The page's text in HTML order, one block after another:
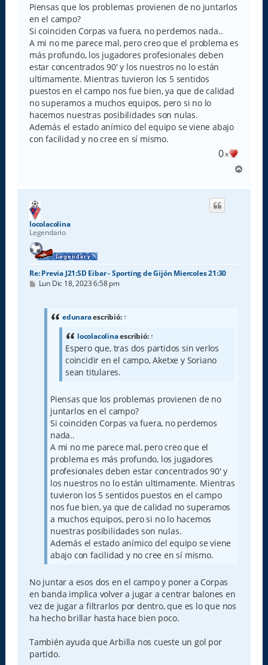
Piensas que los problemas provienen de no juntarlos
en el campo?
Si coinciden Corpas va fuera, no perdemos nada..
A mi no me parece mal, pero creo que el problema es
más profundo, los jugadores profesionales deben
estar concentrados 90' y los nuestros no lo están
ultimamente. Mientras tuvieron los 5 sentidos
puestos en el campo nos fue bien, ya que de calidad
no superamos a muchos equipos, pero si no lo
hacemos nuestras posibilidades son nulas.
Además el estado anímico del equipo se viene abajo
con facilidad y no cree en sí mismo.
0x
r
locolacolina
Legendario
Re: Previa J21:SD Eibar - Sporting de Gijón Miercoles 21:30
M
Lun Dic 18, 2023 6:58 pm
edunaraescribió:↑
locolacolinaescribió:↑
Espero que, tras dos partidos sin verlos
coincidir en el campo, Aketxe y Soriano
sean titulares.
Piensas que los problemas provienen de no
juntarlos en el campo?
Si coinciden Corpas va fuera, no perdemos
nada..
A mi no me parece mal, pero creo que el
problema es más profundo, los jugadores
profesionales deben estar concentrados 90' y
los nuestros no lo están ultimamente. Mientras
tuvieron los 5 sentidos puestos en el campo
nos fue bien, ya que de calidad no superamos
a muchos equipos, pero si no lo hacemos
nuestras posibilidades son nulas.
Además el estado anímico del equipo se viene
abajo con facilidad y no cree en sí mismo.
No juntar a esos dos en el campo y poner a Corpas
en banda implica volver a jugar a centrar balones en
vez de jugar a filtrarlos por dentro, que es lo que nos
ha hecho brillar hasta hace bien poco.
También ayuda que Arbilla nos cueste un gol por
partido.